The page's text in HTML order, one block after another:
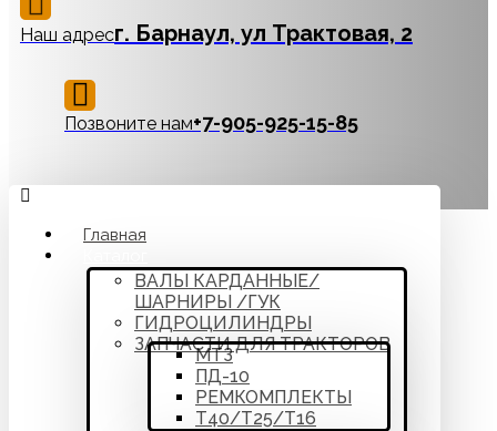
Наш адресг. Барнаул, ул Трактовая, 2
Позвоните нам‪+7-905-925-15-85
Главная
ВАЛЫ КАРДАННЫЕ/
ШАРНИРЫ /ГУК
ГИДРОЦИЛИНДРЫ
ЗАПЧАСТИ ДЛЯ ТРАКТОРОВ
МТЗ
ПД-10
РЕМКОМПЛЕКТЫ
Т40/Т25/Т16